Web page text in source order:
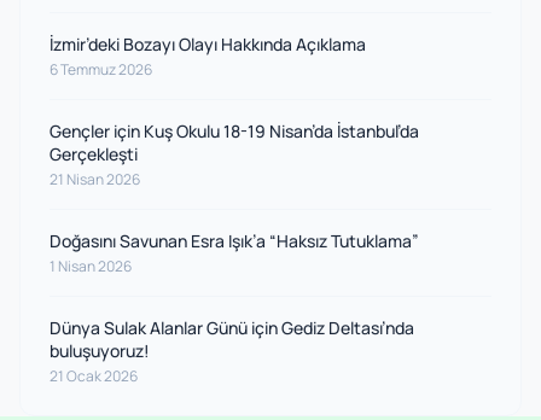
İzmir’deki Bozayı Olayı Hakkında Açıklama
6 Temmuz 2026
Gençler için Kuş Okulu 18-19 Nisan’da İstanbul’da
Gerçekleşti
21 Nisan 2026
Doğasını Savunan Esra Işık’a “Haksız Tutuklama”
1 Nisan 2026
Dünya Sulak Alanlar Günü için Gediz Deltası’nda
buluşuyoruz!
21 Ocak 2026